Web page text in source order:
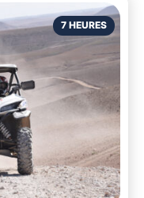
7 HEURES